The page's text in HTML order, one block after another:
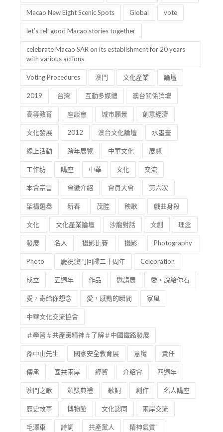
Macao New Eight Scenic Spots Global vote
let’s tell good Macao stories together
celebrate Macao SAR on its establishment for 20 years
with various actions
Voting Procedures 澳門 文化產業 論壇
2019 台灣 互動多媒體 澳台關係論壇
高等教育 座談會 城市願景 創意經濟
文化發展 2012 澳台文化論壇 水墨畫
線上活動 跨年展覽 中華文化 展覽
工作坊 講座 中華 文化 交流
本會宗旨 會徽介紹 會員大會 第六次
架構選舉 新春 茂腔 秧歌 戲曲身段
文化 文化產業論壇 沙龍對話 文創 理念
發展 名人 攝影比賽 攝影 Photography
Photo 慶祝澳門回歸二十周年 Celebration
成立 五週年 作品 邀請展 愛，說給你看
愛，寄給你想念 愛，感動的瞬間 家風
中華文化交流協會
＃學習＃共產黨精神＃了解＃中國鐵路發展
孫中山先生 國家安全教育展 意識 責任
傳承 國共兩岸 經貿 介紹會 四週年
澳門之歌 頒獎典禮 歌詞 創作 名人講座
歷史故事 博物館 文化認同 兩岸交流
毛澤東 詩詞 共產黨人 精神氣質”